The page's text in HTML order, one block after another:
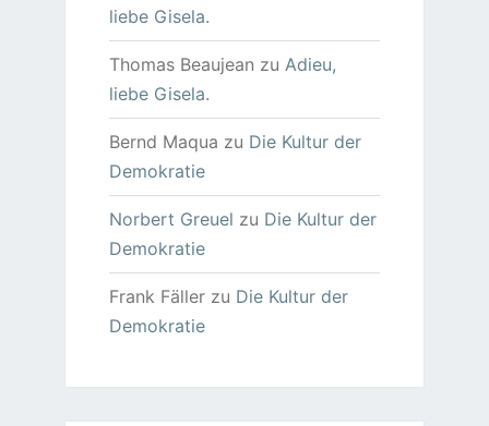
liebe Gisela.
Thomas Beaujean zu Adieu,
liebe Gisela.
Bernd Maqua zu Die Kultur der
Demokratie
Norbert Greuel zu Die Kultur der
Demokratie
Frank Fällerzu Die Kultur der
Demokratie